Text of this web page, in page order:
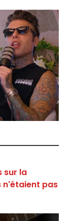
sur la
n'étaient pas